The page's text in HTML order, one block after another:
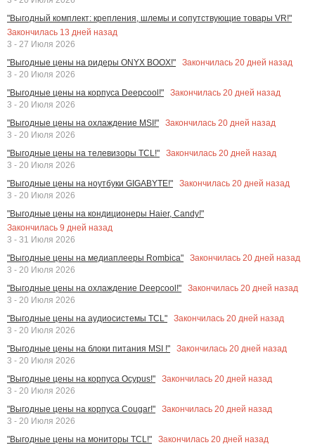
"Выгодный комплект: крепления, шлемы и сопутствующие товары VR!"
Закончилась 13 дней назад
3 - 27 Июля 2026
"Выгодные цены на ридеры ONYX BOOX!"
Закончилась 20 дней назад
3 - 20 Июля 2026
"Выгодные цены на корпуса Deepcool!"
Закончилась 20 дней назад
3 - 20 Июля 2026
"Выгодные цены на охлаждение MSI!"
Закончилась 20 дней назад
3 - 20 Июля 2026
"Выгодные цены на телевизоры TCL!"
Закончилась 20 дней назад
3 - 20 Июля 2026
"Выгодные цены на ноутбуки GIGABYTE!"
Закончилась 20 дней назад
3 - 20 Июля 2026
"Выгодные цены на кондиционеры Haier, Candy!"
Закончилась 9 дней назад
3 - 31 Июля 2026
"Выгодные цены на медиаплееры Rombica"
Закончилась 20 дней назад
3 - 20 Июля 2026
"Выгодные цены на охлаждение Deepcool!"
Закончилась 20 дней назад
3 - 20 Июля 2026
"Выгодные цены на аудиосистемы TCL"
Закончилась 20 дней назад
3 - 20 Июля 2026
"Выгодные цены на блоки питания MSI !"
Закончилась 20 дней назад
3 - 20 Июля 2026
"Выгодные цены на корпуса Ocypus!"
Закончилась 20 дней назад
3 - 20 Июля 2026
"Выгодные цены на корпуса Cougar!"
Закончилась 20 дней назад
3 - 20 Июля 2026
"Выгодные цены на мониторы TCL!"
Закончилась 20 дней назад